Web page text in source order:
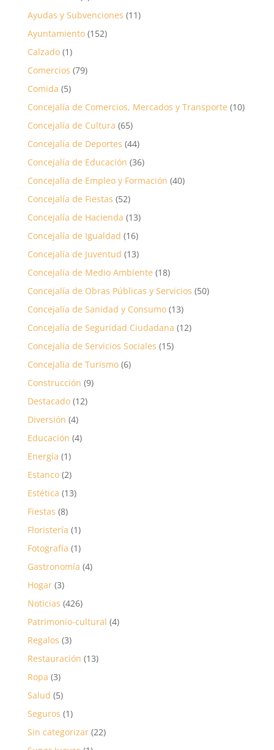
Ayudas y Subvenciones (11)
Ayuntamiento(152)
Calzado(1)
Comercios (79)
Comida (5)
Concejalía de Comercios, Mercados y Transporte (10)
Concejalía de Cultura (65)
Concejalía de Deportes (44)
Concejalía de Educación (36)
Concejalía de Empleo y Formación (40)
Concejalía de Fiestas (52)
Concejalía de Hacienda (13)
Concejalía de Igualdad (16)
Concejalía de Juventud (13)
Concejalía de Medio Ambiente (18)
Concejalía de Obras Públicas y Servicios (50)
Concejalía de Sanidad y Consumo(13)
Concejalía de Seguridad Ciudadana (12)
Concejalía de Servicios Sociales (15)
Concejalía de Turismo(6)
Construcción (9)
Destacado(12)
Diversión (4)
Educación (4)
Energía (1)
Estanco(2)
Estética (13)
Fiestas (8)
Floristería (1)
Fotografía (1)
Gastronomía (4)
Hogar(3)
Noticias (426)
Patrimonio-cultural (4)
Regalos (3)
Restauración (13)
Ropa (3)
Salud (5)
Seguros (1)
Sin categorizar(22)